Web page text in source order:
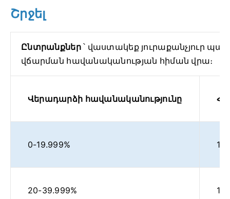
Շրջել
Ընտրանքներ ՝ վաստակեք յուրաքանչյուր
վճարման հավանականության հիման վրա։
Վերադարձի հավանականությունը
0-19.999%
20-39.999% 1%